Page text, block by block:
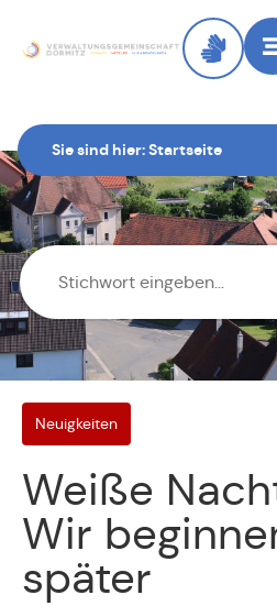
Sie sind hier:Startseite
Neuigkeiten
Weiße
Wir
später